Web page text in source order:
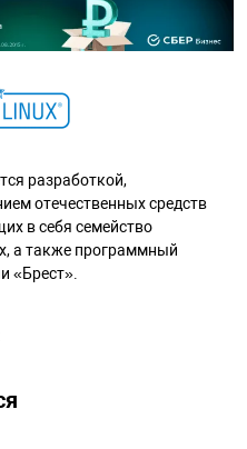
разработкой,
отечественных средств
в себя семейство
а также программный
«Брест».